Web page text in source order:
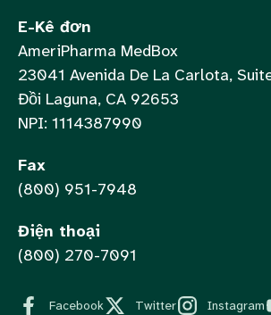
E-Kê đơn
AmeriPharma MedBox
23041 Avenida De La Carlota,
Đồi Laguna, CA 92653
NPI: 1114387990
Fax
(800) 951-7948
Điện thoại
(800) 270-7091
Facebook Twitter Instagram